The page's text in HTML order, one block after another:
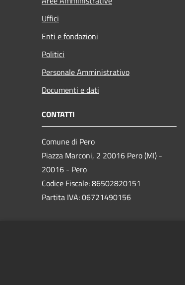
Uffici
Enti e fondazioni
Politici
Personale Amministrativo
Documenti e dati
CONTATTI
Comune di Pero
Piazza Marconi, 2 20016 Pero (MI) -
20016 - Pero
Codice Fiscale: 86502820151
Partita IVA: 06721490156